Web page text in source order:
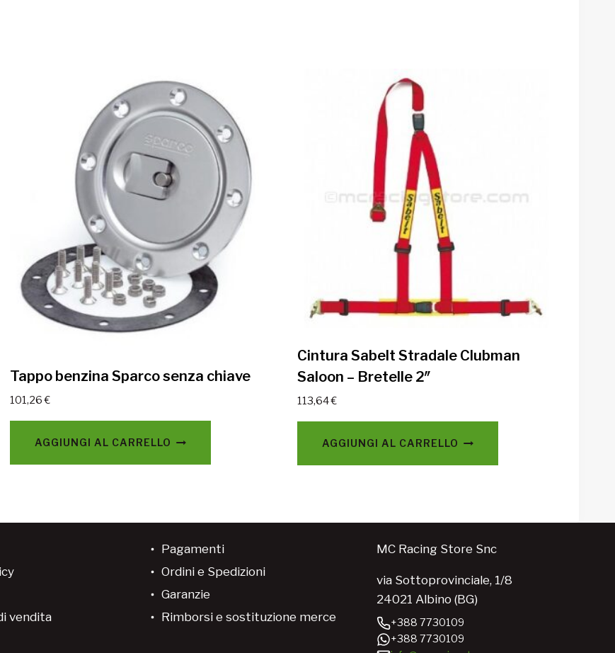
Tappo benzina Sparco senza chiave
101,26€
AGGIUNGI AL CARRELLO
Cintura Sabelt Stradale Clubman
Saloon – Bretelle 2″
113,64€
AGGIUNGI AL CARRELLO
vendita
Pagamenti
Ordini e Spedizioni
Garanzie
Rimborsi e sostituzione merce
MC Racing Store Snc
via Sottoprovinciale, 1/8
24021 Albino (BG)
+388 7730109
+388 7730109